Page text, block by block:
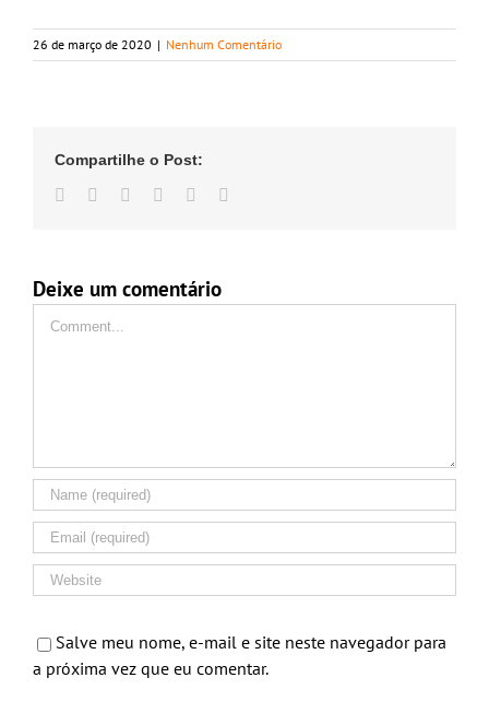
26 de março de 2020 | Nenhum Comentário
Compartilhe o Post:
Facebook
TwitterLinkedInWhatsappGoogle+
Deixe um comentário
Comment
Salve meu nome, e-mail e site neste navegador para
a próxima vez que eu comentar.